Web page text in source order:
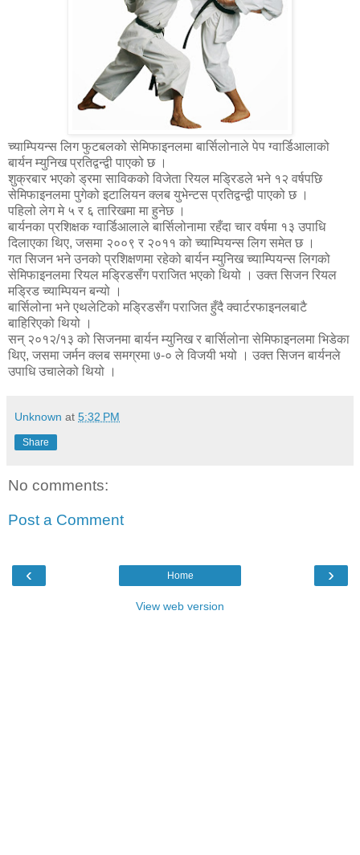
च्याम्पियन्स लिग फुटबलको सेमिफाइनलमा बार्सिलोनाले पेप ग्वार्डिआलाको
बार्यन म्युनिख प्रतिद्वन्द्वी पाएको छ ।
शुक्रबार भएको ड्रमा साविकको विजेता रियल मड्रिडले भने १२ वर्षपछि
सेमिफाइनलमा पुगेको इटालियन क्लब युभेन्टस प्रतिद्वन्द्वी पाएको छ ।
पहिलो लेग मे ५ र ६ तारिखमा मा हुनेछ ।
बार्यनका प्रशिक्षक ग्वार्डिआलाले बार्सिलोनामा रहँदा चार वर्षमा १३ उपाधि
दिलाएका थिए, जसमा २००९ र २०११ को च्याम्पियन्स लिग समेत छ ।
गत सिजन भने उनको प्रशिक्षणमा रहेको बार्यन म्युनिख च्याम्पियन्स लिगको
सेमिफाइनलमा रियल मड्रिडसँग पराजित भएको थियो । उक्त सिजन रियल
मड्रिड च्याम्पियन बन्यो ।
बार्सिलोना भने एथलेटिको मडि्रडसँग पराजित हुँदै क्वार्टरफाइनलबाटै
बाहिरिएको थियो ।
सन् २०१२/१३ को सिजनमा बार्यन म्युनिख र बार्सिलोना सेमिफाइनलमा भिडेका
थिए, जसमा जर्मन क्लब समग्रमा ७-० ले विजयी भयो । उक्त सिजन बार्यनले
उपाधि उचालेको थियो ।
Unknown at 5:32 PM
Share
No comments:
Post a Comment
‹ ›
Home
View web version